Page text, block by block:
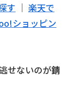
す ｜ 楽天で
ショッピン
せないのが錆